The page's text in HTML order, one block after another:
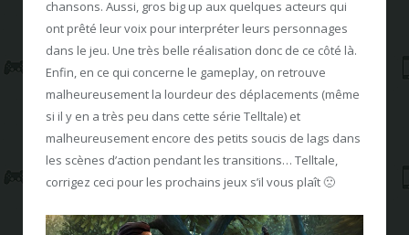
chansons. Aussi, gros big up aux quelques acteurs qui
ont prêté leur voix pour interpréter leurs personnages
dans le jeu. Une très belle réalisation donc de ce côté là.
Enfin, en ce qui concerne le gameplay, on retrouve
malheureusement la lourdeur des déplacements (même
si il y en a très peu dans cette série Telltale) et
malheureusement encore des petits soucis de lags dans
les scènes d’action pendant les transitions… Telltale,
corrigez ceci pour les prochains jeux s’il vous plaît 🙁